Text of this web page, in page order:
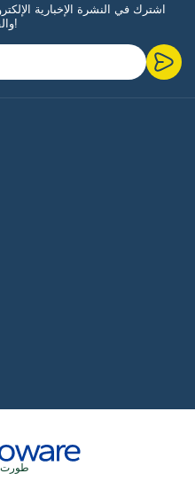
اشترك في النشرة الإخبارية
والفرص!
طورت